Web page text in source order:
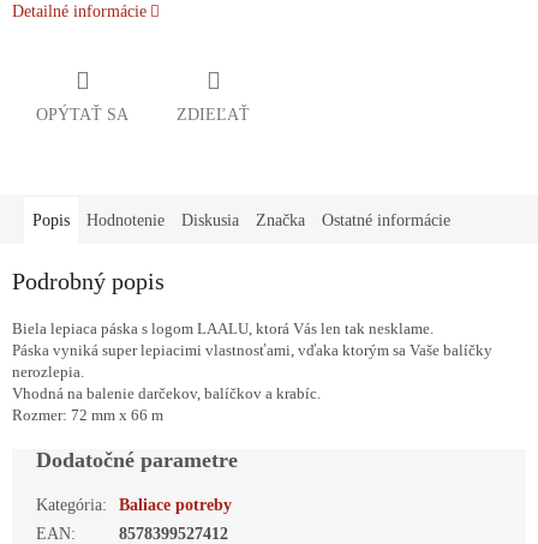
Detailné informácie
OPÝTAŤ SA ZDIEĽAŤ
Popis Hodnotenie Diskusia Značka Ostatné informácie
Podrobný popis
Biela lepiaca páska s logom LAALU, ktorá Vás len tak nesklame.
Páska vyniká super lepiacimi vlastnosťami, vďaka ktorým sa Vaše balíčky
nerozlepia.
Vhodná na balenie darčekov, balíčkov a krabíc.
Rozmer: 72 mm x 66 m
Dodatočné parametre
Kategória:
Baliace potreby
EAN: 8578399527412